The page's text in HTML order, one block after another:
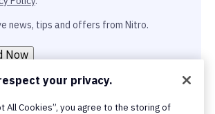
news, tips and offers from Nitro.
your privacy.
All Cookies”, you agree to the storing of